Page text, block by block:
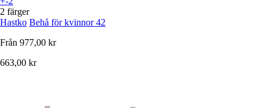
2 färger
Hastko Behå för kvinnor 42
Från 977,00 kr
663,00 kr